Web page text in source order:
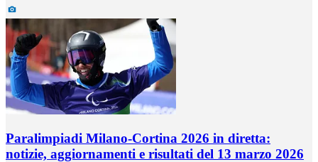
Paralimpiadi Milano-Cortina 2026 in diretta:
notizie, aggiornamenti e risultati del 13 marzo 2026